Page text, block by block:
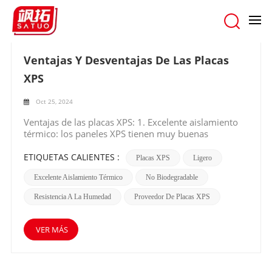
Ventajas Y Desventajas De Las Placas
XPS
Oct 25, 2024
Ventajas de las placas XPS: 1. Excelente aislamiento
térmico: los paneles XPS tienen muy buenas
mantener una temperatura interior estable y reduce
refrigeración. 2. Resistencia a la humedad: Son
altamente resistentes a la humedad, protegiendo la
estructura del edificio del daño del agua y
Las placas XPS son resistentes y pueden soportar
diversas condiciones ambientales, lo que garantiza
ETIQUETAS CALIENTES : Placas XPS Ligero
Excelente Aislamiento Térmico No Biodegradable
Resistencia A La Humedad Proveedor De Placas XPS
VER MÁS